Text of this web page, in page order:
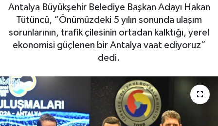
Antalya Büyükşehir Belediye Başkan Adayı Hakan
Tütüncü, “Önümüzdeki 5 yılın sonunda ulaşım
sorunlarının, trafik çilesinin ortadan kalktığı, yerel
ekonomisi güçlenen bir Antalya vaat ediyoruz”
dedi.
Gizlilik İlkeleri - Privacy Policy
Politika
Spor